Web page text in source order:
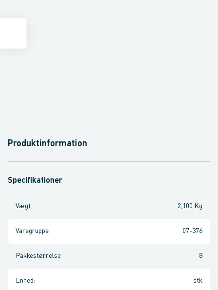
Produktinformation
Specifikationer
Vægt: 2,100 Kg
Varegruppe: 07-376
Pakkestørrelse: 8
Enhed : stk